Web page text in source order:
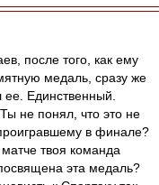
после того, как ему
медаль, сразу же
ее. Единственный.
не понял, что это не
в финале?
твоя команда
эта медаль?